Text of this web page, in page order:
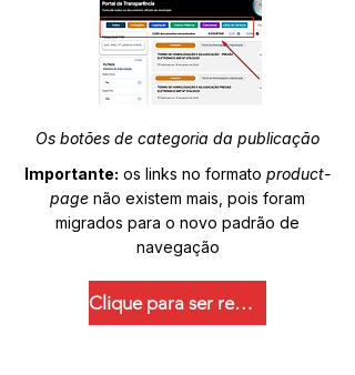
Os botões de categoria da publicação
Importante: os links no formato product-
page não existem mais, pois foram
migrados para o novo padrão de
navegação
Clique para ser redirecionado.